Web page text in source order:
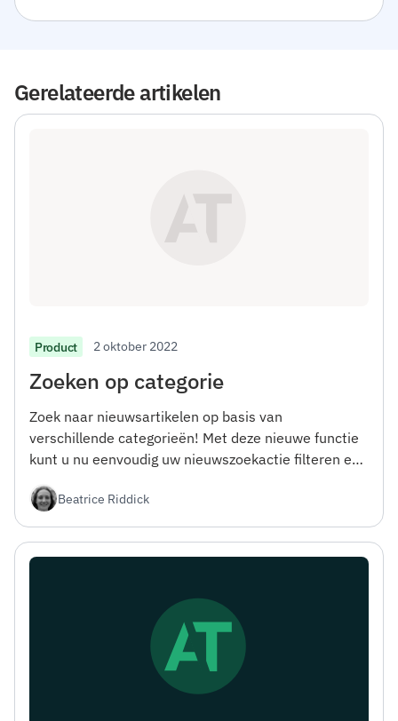
Gerelateerde artikelen
Product 2 oktober 2022
Zoeken op categorie
Zoek naar nieuwsartikelen op basis van
verschillende categorieën! Met deze nieuwe functie
kunt u nu eenvoudig uw nieuwszoekactie filteren en
Beatrice Riddick